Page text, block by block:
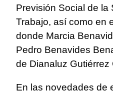
Previsión Social de la
Trabajo, así como en
donde Marcia
Pedro Benavides
de Dianaluz Gutiérrez
En las novedades de